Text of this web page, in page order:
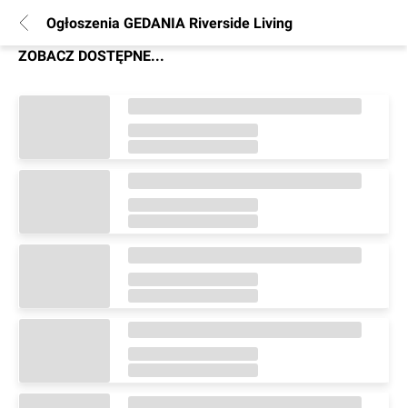
Ogłoszenia GEDANIA Riverside Living
ZOBACZ DOSTĘPNE...